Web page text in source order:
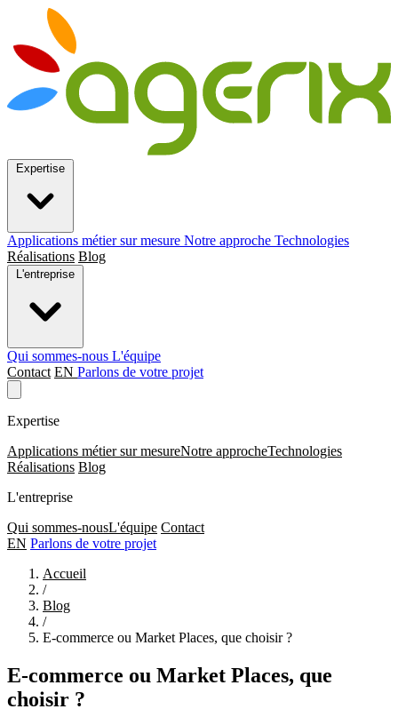
Applications métier sur mesure Notre approche Technologies
Réalisations Blog
Qui sommes-nous L'équipe
Contact EN Parlons de votre projet
Expertise
Applications métier sur mesureNotre approcheTechnologies
Réalisations Blog
L'entreprise
Qui sommes-nousL'équipe Contact
EN Parlons de votre projet
Accueil
/
Blog
/
E-commerce ou Market Places, que choisir ?
E-commerce ou Market Places, que
choisir ?